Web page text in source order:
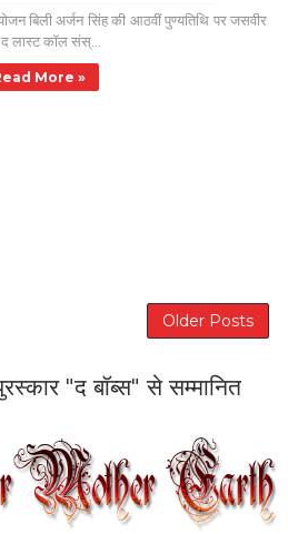
बिली अर्जन सिंह की आठवीं पुण्यतिथि पर जसवीर
द लास्ट कॉल संस्...
More »
Older Posts
पुरस्कार "द बॉब्स" से सम्मानित